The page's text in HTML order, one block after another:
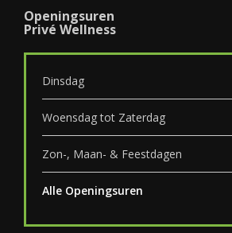
Openingsuren
Privé Wellness
Dinsdag
Woensdag tot Zaterdag
Zon-, Maan- & Feestdagen
Alle Openingsuren